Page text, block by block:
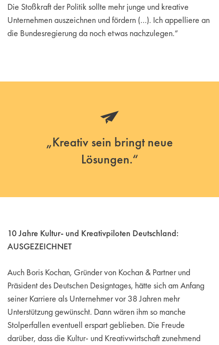
Die Stoßkraft der Politik sollte mehr junge und kreative
Unternehmen auszeichnen und fördern (…). Ich appelliere an
die Bundesregierung da noch etwas nachzulegen.“
„Kreativ sein bringt neue
Lösungen.“
10 Jahre Kultur- und Kreativpiloten Deutschland:
AUSGEZEICHNET
Auch Boris Kochan, Gründer von Kochan & Partner und
Präsident des Deutschen Designtages, hätte sich am Anfang
seiner Karriere als Unternehmer vor 38 Jahren mehr
Unterstützung gewünscht. Dann wären ihm so manche
Stolperfallen eventuell erspart geblieben. Die Freude
darüber, dass die Kultur- und Kreativwirtschaft zunehmend